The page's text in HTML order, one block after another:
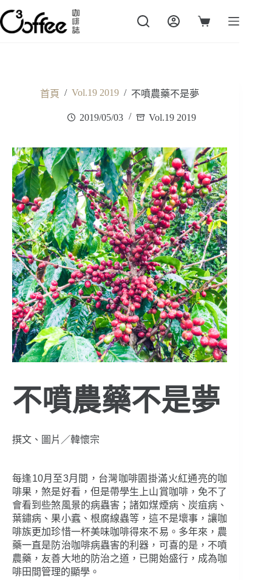
跳
至
主
購
首頁 / Vol.19 2019 / 不噴農藥不是夢
2019/05/03 Vol.19 2019
不噴農藥不是夢
撰文、圖片／韓懷宗
每逢10月至3月間，台灣咖啡園掛滿火紅通亮的咖
啡果，煞是好看，但是帶學生上山賞咖啡，免不了
會看到些煞風景的病蟲害；諸如煤煙病、炭疽病、
葉鏽病、果小蠧、根腐線蟲等，這不是壞事，讓咖
啡族更加珍惜一杯美味咖啡得來不易。多年來，農
藥一直是防治咖啡病蟲害的利器，可喜的是，不噴
農藥，友善大地的防治之道，已開始盛行，成為咖
啡田間管理的顯學。